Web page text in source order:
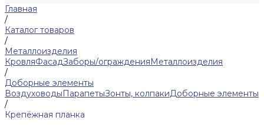
Главная
/
Каталог товаров
/
Металлоизделия
КровляФасадЗаборы/огражденияМеталлоизделия
/
Доборные элементы
ВоздуховодыПарапетыЗонты, колпакиДоборные элементы
/
Крепёжная планка